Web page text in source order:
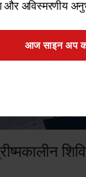
और अविस्मरणीय
आज साइन अप